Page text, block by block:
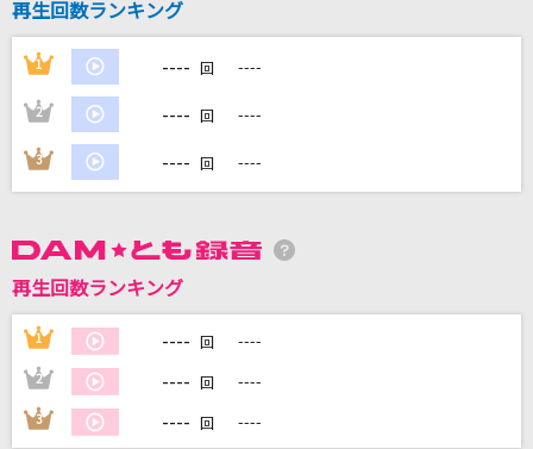
SPYAIR
カラオケ最新情報をチェック！
再生回数ランキング
1 ---- 回 ----
2 ---- 回 ----
3 ---- 回 ----
再生回数ランキング
1 ---- 回 ----
2 ---- 回 ----
3 ---- 回 ----